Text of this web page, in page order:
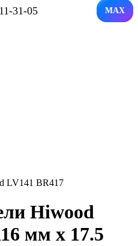
31-05 MAX
LV141 BR417
Hiwood
мм х 17.5